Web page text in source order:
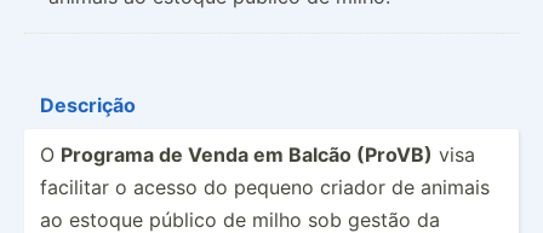
Descrição
O Programa de Venda em Balcão (ProVB) visa
facilitar o acesso do pequeno criador de animais
ao estoque público de milho sob gestão da